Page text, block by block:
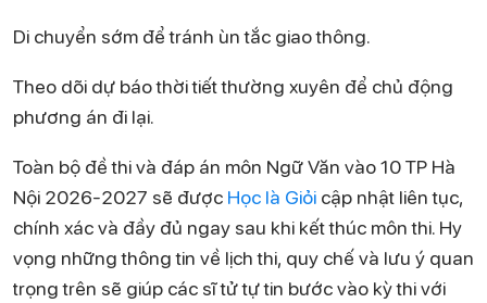
Di chuyển sớm để tránh ùn tắc giao thông.
Theo dõi dự báo thời tiết thường xuyên để chủ động
phương án đi lại.
Toàn bộ đề thi và đáp án môn Ngữ Văn vào 10 TP Hà
Nội 2026-2027 sẽ được Học là Giỏi cập nhật liên tục,
chính xác và đầy đủ ngay sau khi kết thúc môn thi. Hy
vọng những thông tin về lịch thi, quy chế và lưu ý quan
trọng trên sẽ giúp các sĩ tử tự tin bước vào kỳ thi với